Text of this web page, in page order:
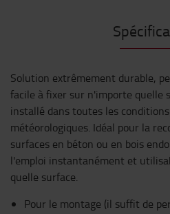
Solution extrêmement durable,
facile à fixer sur n'importe quelle
installé dans toutes les conditions
météorologiques. Idéal pour la
surfaces en béton ou en bois
l'emploi instantanément et
quelle surface.
Pour le montage (il suffit de